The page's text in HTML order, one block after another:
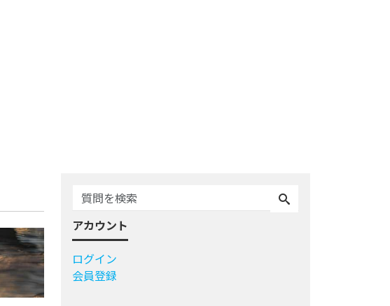
アカウント
ログイン
会員登録